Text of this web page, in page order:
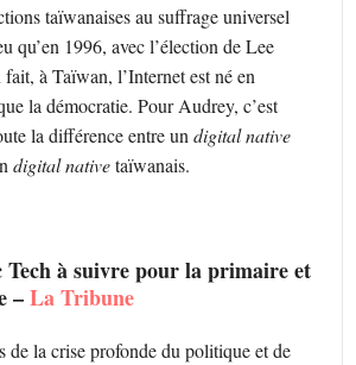
taïwanaises au suffrage universel
qu’en 1996, avec l’élection de Lee
à Taïwan, l’Internet est né en
la démocratie. Pour Audrey, c’est
la différence entre undigital native
digital nativetaïwanais.
Tech à suivre pour la primaire et
–La Tribune
de la crise profonde du politique et de